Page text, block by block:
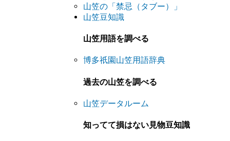
山笠の「禁忌（タブー）」
山笠豆知識
山笠用語を調べる
博多祇園山笠用語辞典
過去の山笠を調べる
山笠データルーム
知ってて損はない見物豆知識